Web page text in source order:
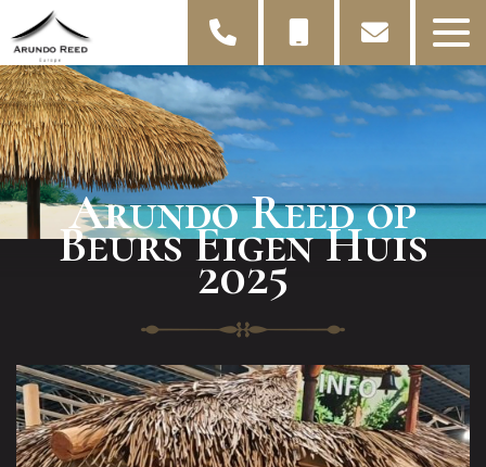
Arundo Reed op
Beurs Eigen Huis
2025